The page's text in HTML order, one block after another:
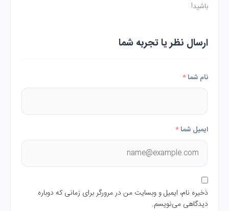
باشید!
ارسال نظر یا تجربه شما
نام شما*
ایمیل شما*
ذخیره نام، ایمیل و وبسایت من در مرورگر برای زمانی که دوباره
دیدگاهی می‌نویسم.